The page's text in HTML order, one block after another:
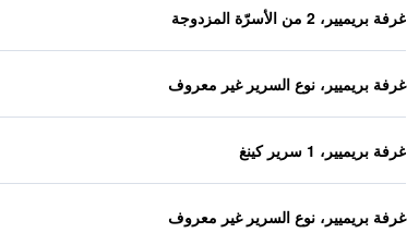
غرفة بريميير، 2 من الأسرّة المزدوجة
غرفة بريميير، نوع السرير غير معروف
غرفة بريميير، 1 سرير كينغ
غرفة بريميير، نوع السرير غير معروف